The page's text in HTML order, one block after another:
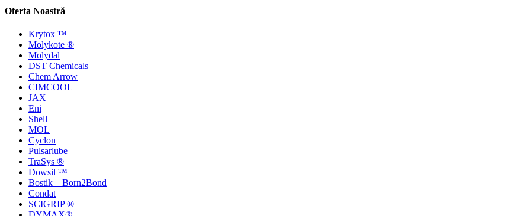
Oferta Noastră
Krytox ™
Molykote ®
Molydal
DST Chemicals
Chem Arrow
CIMCOOL
JAX
Eni
Shell
MOL
Cyclon
Pulsarlube
TraSys ®
Dowsil ™
Bostik – Born2Bond
Condat
SCIGRIP ®